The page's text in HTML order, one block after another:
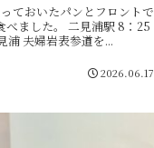
ておいたパンとフロントで
べました。 二見浦駅 8：25
浦 夫婦岩表参道を...
2026.06.17